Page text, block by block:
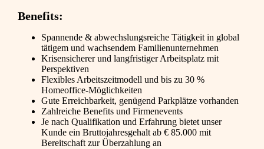
Benefits:
Spannende & abwechslungsreiche Tätigkeit in global
tätigem und wachsendem Familienunternehmen
Krisensicherer und langfristiger Arbeitsplatz mit
Perspektiven
Flexibles Arbeitszeitmodell und bis zu 30 %
Homeoffice-Möglichkeiten
Gute Erreichbarkeit, genügend Parkplätze vorhanden
Zahlreiche Benefits und Firmenevents
Je nach Qualifikation und Erfahrung bietet unser
Kunde ein Bruttojahresgehalt ab € 85.000 mit
Bereitschaft zur Überzahlung an